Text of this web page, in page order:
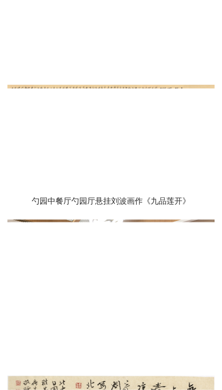
勺园中餐厅勺园厅悬挂刘波画作《九品莲开》